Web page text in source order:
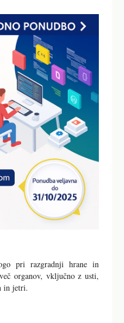
pri razgradnji hrane in
organov, vključno z usti,
in jetri.